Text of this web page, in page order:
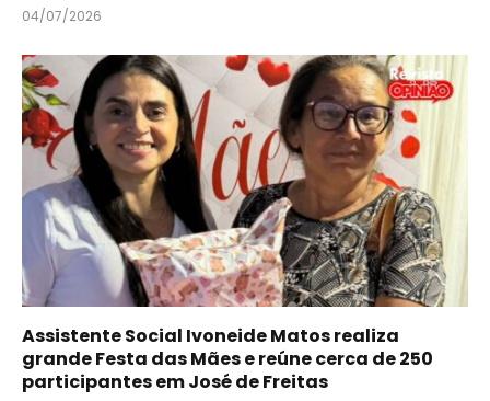
04/07/2026
Assistente Social Ivoneide Matos realiza
grande Festa das Mães e reúne cerca de 250
participantes em José de Freitas